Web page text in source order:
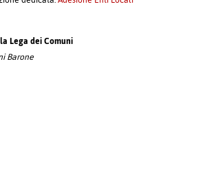
Lega dei Comuni
Barone